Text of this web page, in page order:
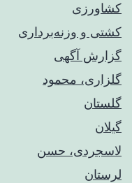
کشاورزی
کشتی و وزنه‌برداری
گزارش آگهی
گلزاری، محمود
گلستان
گیلان
لاسجردی، حسن
لرستان